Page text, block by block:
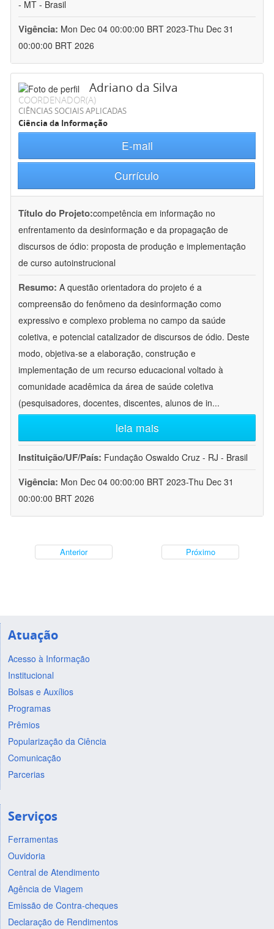
- MT - Brasil
Vigência: Mon Dec 04 00:00:00 BRT 2023-Thu Dec 31
00:00:00 BRT 2026
Adriano da Silva
COORDENADOR(A)
CIÊNCIAS SOCIAIS APLICADAS
Ciência da Informação
E-mail
Currículo
Título do Projeto:competência em informação no
enfrentamento da desinformação e da propagação de
discursos de ódio: proposta de produção e implementação
de curso autoinstrucional
Resumo: A questão orientadora do projeto é a
compreensão do fenômeno da desinformação como
expressivo e complexo problema no campo da saúde
coletiva, e potencial catalizador de discursos de ódio. Deste
modo, objetiva-se a elaboração, construção e
implementação de um recurso educacional voltado à
comunidade acadêmica da área de saúde coletiva
(pesquisadores, docentes, discentes, alunos de in...
leia mais
Instituição/UF/País: Fundação Oswaldo Cruz - RJ - Brasil
Vigência: Mon Dec 04 00:00:00 BRT 2023-Thu Dec 31
00:00:00 BRT 2026
Anterior Próximo
Atuação
Acesso à Informação
Institucional
Bolsas e Auxílios
Programas
Prêmios
Popularização da Ciência
Comunicação
Parcerias
Serviços
Ferramentas
Ouvidoria
Central de Atendimento
Agência de Viagem
Emissão de Contra-cheques
Declaração de Rendimentos